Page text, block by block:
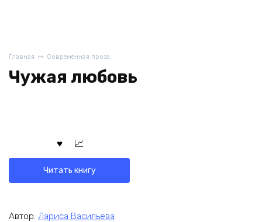
Главная Современная проза
Чужая любовь
Читать книгу
Автор: Лариса Васильева